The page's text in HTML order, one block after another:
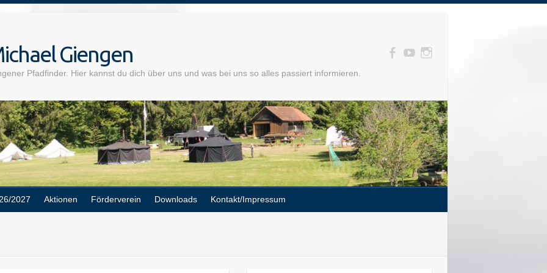
Giengen
Pfadfinder. Hier kannst du dich über uns und was bei uns so alles passiert informieren.
2027 Aktionen Förderverein Downloads Kontakt/Impressum